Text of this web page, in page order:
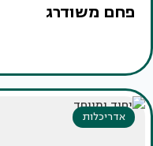
פחם משודרג
אדריכלות